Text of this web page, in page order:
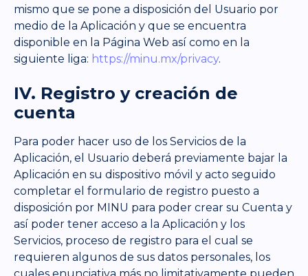
mismo que se pone a disposición del Usuario por
medio de la Aplicación y que se encuentra
disponible en la Página Web así como en la
siguiente liga: https://minu.mx/privacy.
IV. Registro y creación de
cuenta
Para poder hacer uso de los Servicios de la
Aplicación, el Usuario deberá previamente bajar la
Aplicación en su dispositivo móvil y acto seguido
completar el formulario de registro puesto a
disposición por MINU para poder crear su Cuenta y
así poder tener acceso a la Aplicación y los
Servicios, proceso de registro para el cual se
requieren algunos de sus datos personales, los